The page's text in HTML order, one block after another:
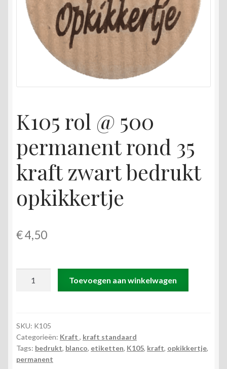
K105 rol @ 500
permanent rond 35
kraft zwart bedrukt
opkikkertje
€4,50
permanent
rond
35
kraft
Toevoegen aan winkelwagen
SKU: K105
Categorieën: Kraft , kraft standaard
Tags: bedrukt, blanco, etiketten, K105, kraft, opkikkertje,
permanent